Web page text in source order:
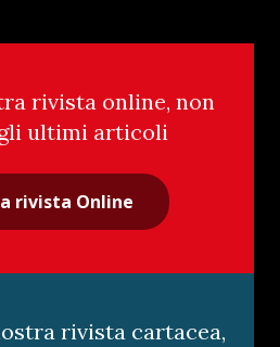
rivista online, non
ultimi articoli
rivista Online
rivista cartacea,